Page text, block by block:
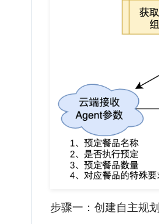
步骤一：创建自主规